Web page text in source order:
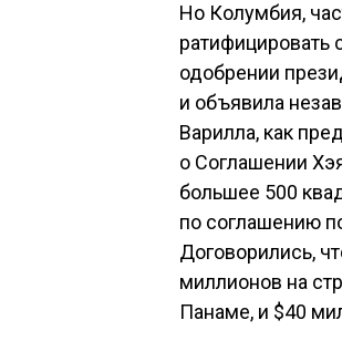
Но Колумбия,
одобрении
и объявила
Варилла, как
о Соглашении
большее 500
по соглашению
Договорились,
миллионов на
Панаме, и $40